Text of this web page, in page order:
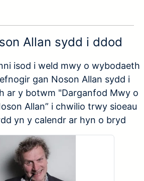
Allan sydd i ddod
isod i weld mwy o wybodaeth
gan Noson Allan sydd i
ar y botwm "Darganfod Mwy o
Allan” i chwilio trwy sioeau
yn y calendr ar hyn o bryd